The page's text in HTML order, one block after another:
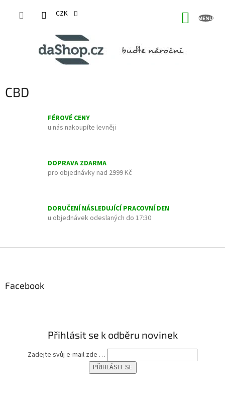
CZK
CBD
FÉROVÉ CENY
u nás nakoupíte levněji
DOPRAVA ZDARMA
pro objednávky nad 2999 Kč
DORUČENÍ NÁSLEDUJÍCÍ PRACOVNÍ DEN
u objednávek odeslaných do 17:30
Facebook
Přihlásit se k odběru novinek
Zadejte svůj e-mail zde …